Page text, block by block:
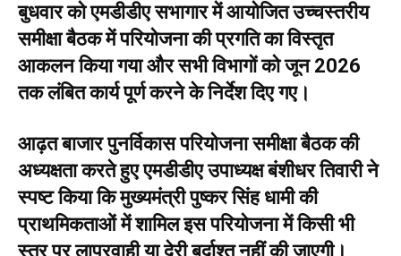
rबुधवार को एमडीडीए सभागार में आयोजित उच्चस्तरीय
समीक्षा बैठक में परियोजना की प्रगति का विस्तृत
आकलन किया गया और सभी विभागों को जून 2026
तक लंबित कार्य पूर्ण करने के निर्देश दिए गए।
आढ़त बाजार पुनर्विकास परियोजना समीक्षा बैठक की
अध्यक्षता करते हुए एमडीडीए उपाध्यक्ष बंशीधर तिवारी ने
स्पष्ट किया कि मुख्यमंत्री पुष्कर सिंह धामी की
प्राथमिकताओं में शामिल इस परियोजना में किसी भी
स्तर पर लापरवाही या देरी बर्दाश्त नहीं की जाएगी।